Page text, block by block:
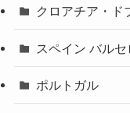
クロアチア・ド
スペイン バルセ
ポルトガル